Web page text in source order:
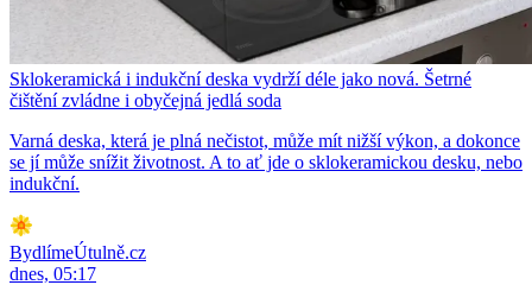
Sklokeramická i indukční deska vydrží déle jako nová. Šetrné
čištění zvládne i obyčejná jedlá soda
Varná deska, která je plná nečistot, může mít nižší výkon, a dokonce
se jí může snížit životnost. A to ať jde o sklokeramickou desku, nebo
indukční.
BydlímeÚtulně.cz
dnes, 05:17